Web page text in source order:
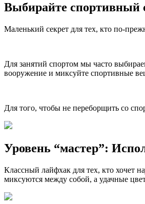
Выбирайте спортивный
Маленький секрет для тех, кто по-
Для занятий спортом мы часто
вооружение и миксуйте спортивные
Для того, чтобы не переборщить со
Уровень “мастер”:
Классный лайфхак для тех, кто хочет
миксуются между собой, а удачные